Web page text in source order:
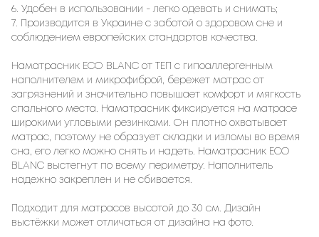
6. Удобен в использовании - легко одевать и снимать;
7. Производится в Украине с заботой о здоровом сне и
соблюдением европейских стандартов качества.
Наматрасник ECO BLANC от ТЕП с гипоаллергенным
наполнителем и микрофиброй, бережет матрас от
загрязнений и значительно повышает комфорт и мягкость
спального места. Наматрасник фиксируется на матрасе
широкими угловыми резинками. Он плотно охватывает
матрас, поэтому не образует складки и изломы во время
сна, его легко можно снять и надеть. Наматрасник ECO
BLANC выстегнут по всему периметру. Наполнитель
надежно закреплен и не сбивается.
Подходит для матрасов высотой до 30 см. Дизайн
выстёжки может отличаться от дизайна на фото.